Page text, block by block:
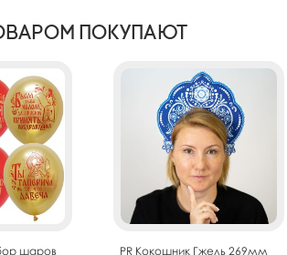
покупают
шаров
PR Кокошник Гжель 269мм